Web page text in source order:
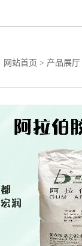
网站首页 > 产品展厅